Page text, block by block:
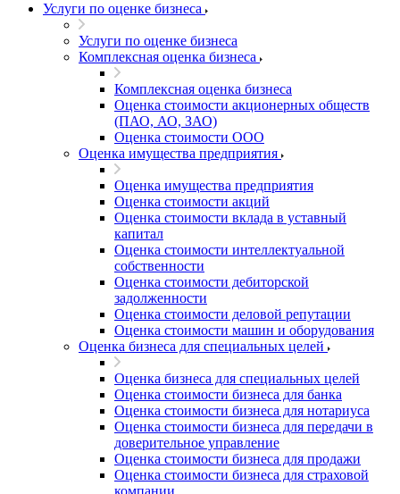
Услуги по оценке бизнеса
Услуги по оценке бизнеса
Комплексная оценка бизнеса
Комплексная оценка бизнеса
Оценка стоимости акционерных обществ
(ПАО, АО, ЗАО)
Оценка стоимости ООО
Оценка имущества предприятия
Оценка имущества предприятия
Оценка стоимости акций
Оценка стоимости вклада в уставный
капитал
Оценка стоимости интеллектуальной
собственности
Оценка стоимости дебиторской
задолженности
Оценка стоимости деловой репутации
Оценка стоимости машин и оборудования
Оценка бизнеса для специальных целей
Оценка бизнеса для специальных целей
Оценка стоимости бизнеса для банка
Оценка стоимости бизнеса для нотариуса
Оценка стоимости бизнеса для передачи в
доверительное управление
Оценка стоимости бизнеса для продажи
Оценка стоимости бизнеса для страховой
компании